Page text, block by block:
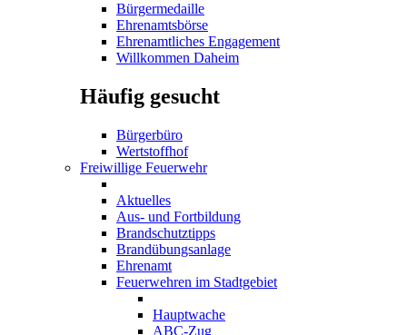
Bürgermedaille
Ehrenamtsbörse
Ehrenamtliches Engagement
Willkommen Daheim
Häufig gesucht
Bürgerbüro
Wertstoffhof
Freiwillige Feuerwehr
Aktuelles
Aus- und Fortbildung
Brandschutztipps
Brandübungsanlage
Ehrenamt
Feuerwehren im Stadtgebiet
Hauptwache
ABC-Zug